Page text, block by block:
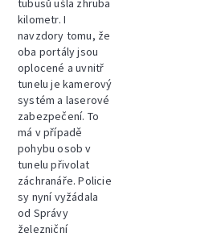
kilometr. I
navzdory tomu, že
oba portály jsou
oplocené a uvnitř
tunelu je kamerový
systém a laserové
zabezpečení. To
má v případě
pohybu osob v
tunelu přivolat
záchranáře. Policie
sy nyní vyžádala
od Správy
železniční